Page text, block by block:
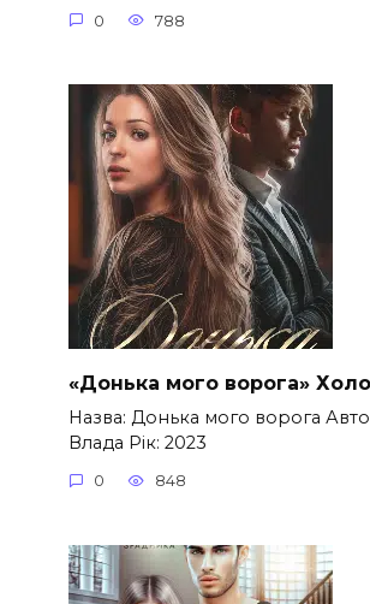
0 788
«Донька мого ворога»
Назва: Донька мого ворога
Влада Рік: 2023
0 848